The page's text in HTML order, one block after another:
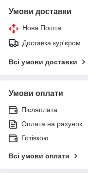
Умови доставки
Нова Пошта
Доставка кур'єром
Всі умови доставки
Умови оплати
Післяплата
Оплата на рахунок
Готівкою
Всі умови оплати